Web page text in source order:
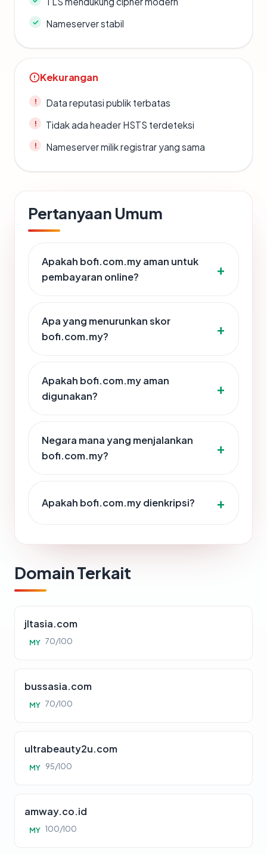
Nameserver stabil
Kekurangan
Data reputasi publik terbatas
Tidak ada header HSTS terdeteksi
Nameserver milik registrar yang sama
Pertanyaan Umum
Apakah bofi.com.my aman untuk
pembayaran online?
Apa yang menurunkan skor
bofi.com.my?
Apakah bofi.com.my aman
digunakan?
Negara mana yang menjalankan
bofi.com.my?
Apakah bofi.com.my dienkripsi?
Domain Terkait
jltasia.com
MY 70/100
bussasia.com
MY 70/100
ultrabeauty2u.com
MY 95/100
amway.co.id
MY 100/100